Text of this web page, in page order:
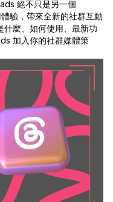
絕不只是另一個
驗，帶來全新的社群互動
麼、如何使用、最新功
加入你的社群媒體策